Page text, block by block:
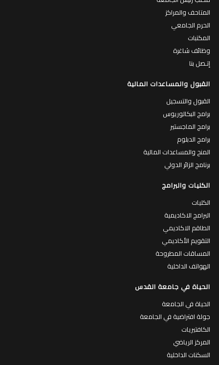
المتاحف والمراكز
الحرم الجامعي
المكتبات
وظائف شاغرة
إتـصل بنا
القبول والمساعدات المالية
القبول والتسجيل
برامج البكالوريوس
برامج الماجستير
برامج الدبلوم
المنح والمساعدات المالية
برنامج الزائر الدولي
الكليات والبرامج
الكليات
البرامج الاكاديمية
الطاقم الاكاديمي
التقويم الأكاديمي
المساقات المطروحة
الهواتف الداخلية
الحياة في جامعة القدس
الحياة في الجامعة
جولة افتراضية في الجامعة
الكافتيريات
المركز الرياضي
السكنات الداخلية